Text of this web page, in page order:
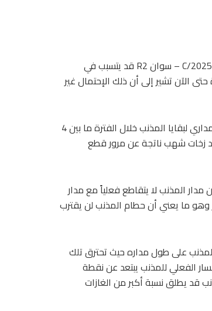
تداولت بعض المصادر معلومات تفيد بأن المذنب المكتشف حديثًا C/2025 R2 (SWAN) – سوان R2 قد يتسبب في
العلمية المتوفرة حتى الآن تشير إلى أن ذلك الإحتمال غير
ما يدعم هذا الطرح هو وجود توقعات تشير إلى أن الأرض قد تمر عبر المسار المداري لبقايا المذنب خلال الفترة ما بين 4
رصد زخات شهب ناتجة عن مرور قطع
المذنب لا يتقاطع فعلياً مع مدار
على مسافة تقدر بحوالي 7 ملايين كيلومتر وهو ما يعني أن حطام المذنب لن يقترب
على طول مداره حيث تحترق تلك
الفعلي للمذنب يبتعد عن نقطة
قد يطلق نسبة أكبر من الغازات